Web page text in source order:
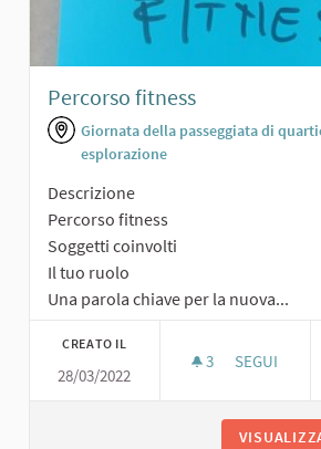
Percorso fitness
Giornata della passeggiata di
esplorazione
Descrizione
Percorso fitness
Soggetti coinvolti
Il tuo ruolo
Una parola chiave per la nuova...
CREATO IL
28/03/2022
3 3
SEGUI